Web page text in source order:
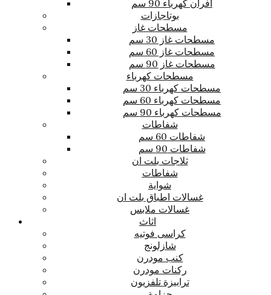
افران كهرباء 90 سم
بوتاجازات
مسطحات غاز
مسطحات غاز 30 سم
مسطحات غاز 60 سم
مسطحات غاز 90 سم
مسطحات كهرباء
مسطحات كهرباء 30 سم
مسطحات كهرباء 60 سم
مسطحات كهرباء 90 سم
شفاطات
شفاطات 60 سم
شفاطات 90 سم
ثلاجات بلت ان
شفاطات
شواية
غسالات اطباق بلت ان
غسالات ملابس
اثاث
كراسى فوتيه
شازلونج
كنب مودرن
ركنات مودرن
ترابيزة تلفزيون